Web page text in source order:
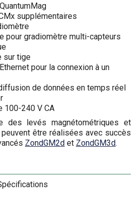
supplémentaires
pour gradiomètre multi-capteurs
sur tige
pour la connexion à un
de données en temps réel
100-240 V СА
des levés magnétométriques et
être réalisées avec succès
ZondGM2d et ZondGM3d.